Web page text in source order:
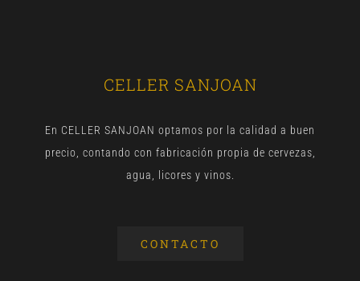
CELLER SANJOAN
En CELLER SANJOAN optamos por la calidad a buen
precio, contando con fabricación propia de cervezas,
agua, licores y vinos.
CONTACTO